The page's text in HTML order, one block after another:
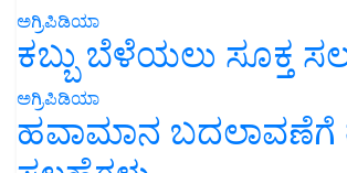
ಅಗ್ರಿಪಿಡಿಯಾ
ಕಬ್ಬು ಬೆಳೆಯಲು ಸೂಕ್ತ
ಅಗ್ರಿಪಿಡಿಯಾ
ಹವಾಮಾನ ಬದಲಾವಣೆಗೆ